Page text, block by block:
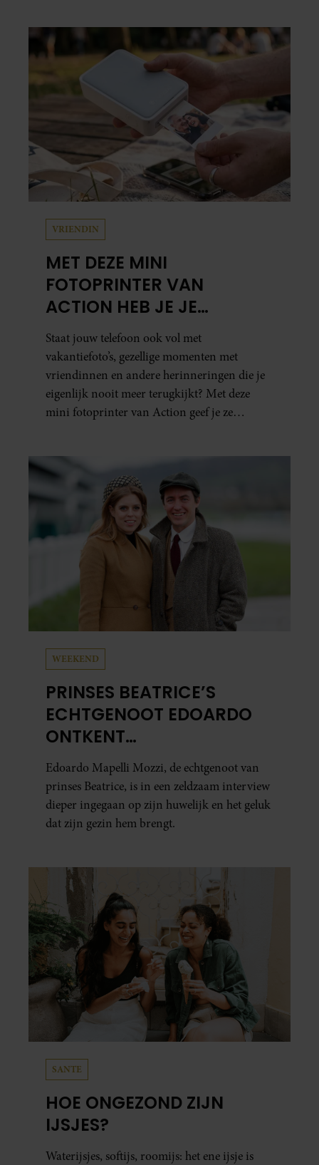
Leidsedwarsstraat roept een stortvloed aan
herinneringen op. Daar begon hun leven
samen en werd dochter Lola geboren.
VRIENDIN
MET DEZE MINI
FOTOPRINTER VAN
ACTION HEB JE JE
FAVORIETE FOTO’S BINNEN
ÉÉN MINUUT IN HANDEN
Staat jouw telefoon ook vol met
vakantiefoto’s, gezellige momenten met
vriendinnen en andere herinneringen die je
eigenlijk nooit meer terugkijkt? Met deze
mini fotoprinter van Action geef je ze
al in handen.
WEEKEND
PRINSES BEATRICE’S
ECHTGENOOT EDOARDO
ONTKENT
HUWELIJKSPROBLEMEN
Edoardo Mapelli Mozzi, de echtgenoot van
prinses Beatrice, is in een zeldzaam interview
dieper ingegaan op zijn huwelijk en het geluk
dat zijn gezin hem brengt.
SANTE
HOE ONGEZOND ZIJN
IJSJES?
Waterijsjes, softijs, roomijs: het ene ijsje is